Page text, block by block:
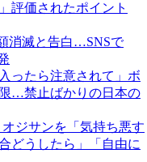
評価されたポイント
消滅と告白…SNSで
ったら注意されて」ボ
…禁止ばかりの日本の
ジサンを「気持ち悪す
どうしたら」「自由に